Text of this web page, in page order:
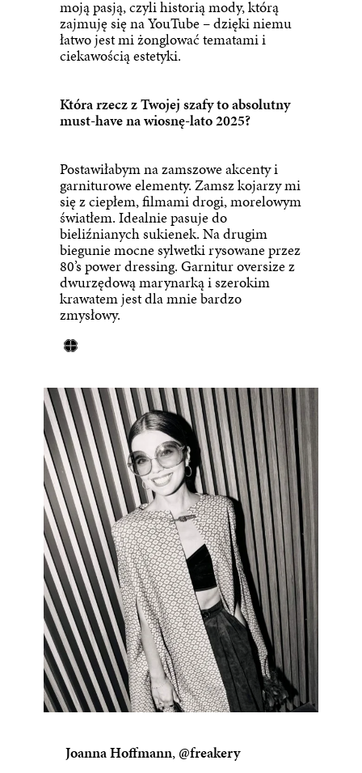
moją pasją, czyli historią mody, którą
zajmuję się na YouTube – dzięki niemu
łatwo jest mi żonglować tematami i
ciekawością estetyki.
Która rzecz z Twojej szafy to absolutny
must-have na wiosnę-lato 2025?
Postawiłabym na zamszowe akcenty i
garniturowe elementy. Zamsz kojarzy mi
się z ciepłem, filmami drogi, morelowym
światłem. Idealnie pasuje do
bieliźnianych sukienek. Na drugim
biegunie mocne sylwetki rysowane przez
80’s power dressing. Garnitur oversize z
dwurzędową marynarką i szerokim
krawatem jest dla mnie bardzo
zmysłowy.
Joanna Hoffmann, @freakery